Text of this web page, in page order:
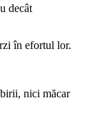
decât
în efortul lor.
nici măcar